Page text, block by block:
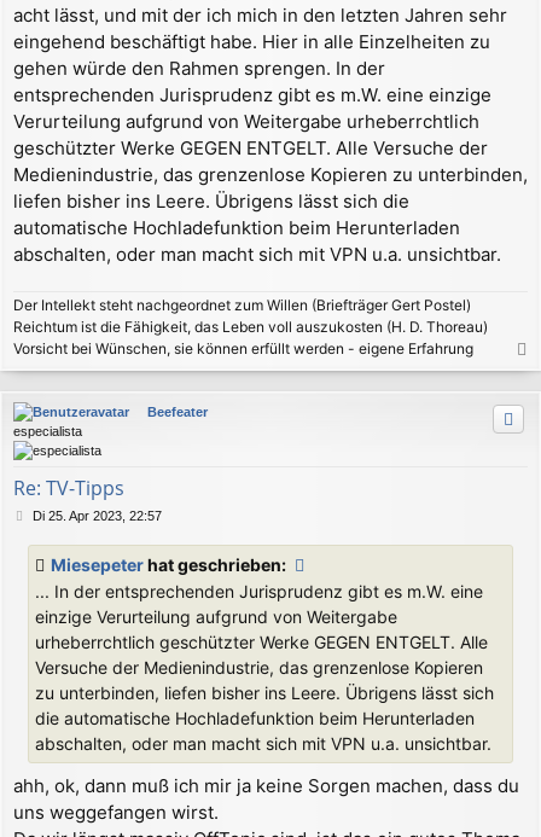
g
acht lässt, und mit der ich mich in den letzten Jahren sehr
eingehend beschäftigt habe. Hier in alle Einzelheiten zu
gehen würde den Rahmen sprengen. In der
entsprechenden Jurisprudenz gibt es m.W. eine einzige
Verurteilung aufgrund von Weitergabe urheberrchtlich
geschützter Werke GEGEN ENTGELT. Alle Versuche der
Medienindustrie, das grenzenlose Kopieren zu unterbinden,
liefen bisher ins Leere. Übrigens lässt sich die
automatische Hochladefunktion beim Herunterladen
abschalten, oder man macht sich mit VPN u.a. unsichtbar.
Der Intellekt steht nachgeordnet zum Willen (Briefträger Gert Postel)
Reichtum ist die Fähigkeit, das Leben voll auszukosten (H. D. Thoreau)
Vorsicht bei Wünschen, sie können erfüllt werden - eigene Erfahrung
a
c
Beefeater
especialista
Re: TV-Tipps
BDi 25. Apr 2023, 22:57
Miesepeterhat geschrieben:
... In der entsprechenden Jurisprudenz gibt es m.W. eine
einzige Verurteilung aufgrund von Weitergabe
urheberrchtlich geschützter Werke GEGEN ENTGELT. Alle
Versuche der Medienindustrie, das grenzenlose Kopieren
zu unterbinden, liefen bisher ins Leere. Übrigens lässt sich
die automatische Hochladefunktion beim Herunterladen
abschalten, oder man macht sich mit VPN u.a. unsichtbar.
ahh, ok, dann muß ich mir ja keine Sorgen machen, dass du
uns weggefangen wirst.